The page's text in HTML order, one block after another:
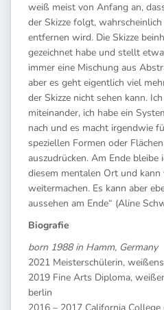
weiß meist von Anfang an,
der Skizze folgt,
entfernen wird. Die Skizze
gezeichnet habe und stellt
immer eine Mischung aus
aber es geht eigentlich viel
der Skizze nicht sehen kann.
miteinander, ich habe ein
nach und es macht irgendwie
speziellen Formen oder
auszudrücken. Am Ende bleibe
diesem mentalen Ort und
weitermachen. Es kann aber
aussehen am Ende“ (Aline
Biografie
born 1988 in Hamm, Germany
2021 Meisterschülerin,
2019 Fine Arts Diploma,
berlin